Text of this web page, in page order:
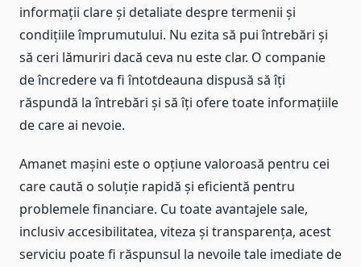
informații clare și detaliate despre termenii și
condițiile împrumutului. Nu ezita să pui întrebări și
să ceri lămuriri dacă ceva nu este clar. O companie
de încredere va fi întotdeauna dispusă să îți
răspundă la întrebări și să îți ofere toate informațiile
de care ai nevoie.
Amanet mașini este o opțiune valoroasă pentru cei
care caută o soluție rapidă și eficientă pentru
problemele financiare. Cu toate avantajele sale,
inclusiv accesibilitatea, viteza și transparența, acest
serviciu poate fi răspunsul la nevoile tale imediate de